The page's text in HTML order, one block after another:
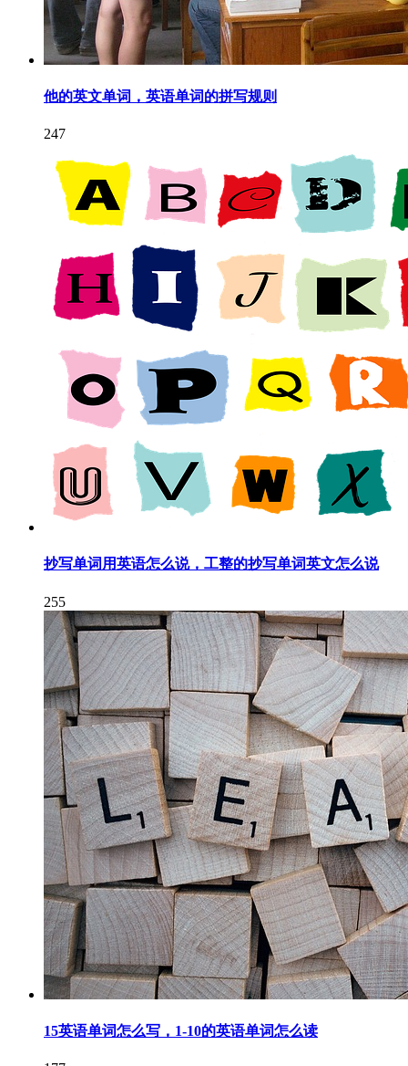
他的英文单词，英语单词的拼写规则
247
抄写单词用英语怎么说，工整的抄写单词英文怎么说
255
15英语单词怎么写，1-10的英语单词怎么读